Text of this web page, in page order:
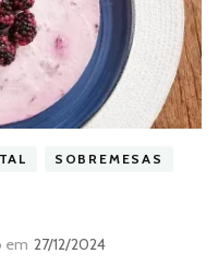
SOBREMESAS
em 27/12/2024